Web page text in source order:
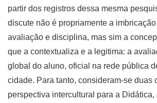
partir dos registros dessa mesma
discute não é propriamente a
avaliação e disciplina, mas sim a
que a contextualiza e a legitima: a
global do aluno, oficial na rede pública
cidade. Para tanto, consideram-se duas
perspectiva intercultural para a